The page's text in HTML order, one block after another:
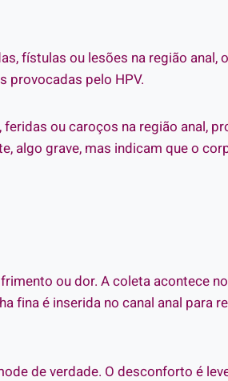
fístulas ou lesões na região anal,
provocadas pelo HPV.
ou caroços na região anal,
algo grave, mas indicam que o
ou dor. A coleta acontece
fina é inserida no canal anal para
de verdade. O desconforto é